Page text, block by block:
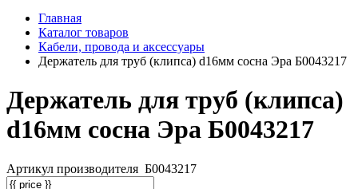
Главная
Каталог товаров
Кабели, провода и аксессуары
Держатель для труб (клипса) d16мм сосна Эра Б0043217
Держатель для труб (клипса)
d16мм сосна Эра Б0043217
Артикул производителя Б0043217